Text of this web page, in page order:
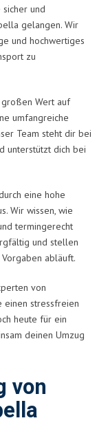
und
gelangen. Wir
und hochwertiges
zu
Wert auf
umfangreiche
Team steht dir bei
unterstützt dich bei
eine hohe
Wir wissen, wie
termingerecht
und stellen
abläuft.
von
einen stressfreien
heute für ein
deinen Umzug
von